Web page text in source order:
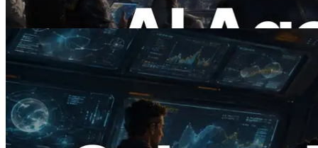
Baca artikel ini